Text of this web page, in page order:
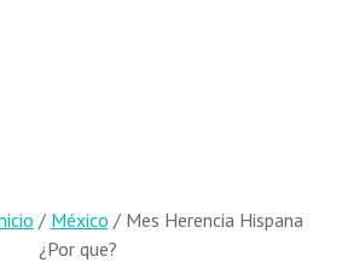
/ México /Mes Herencia Hispana
¿Por que?